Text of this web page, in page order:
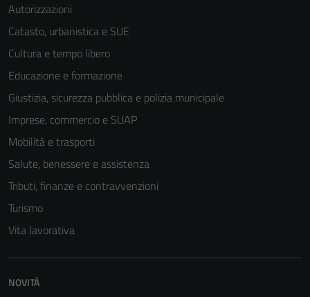
Autorizzazioni
Catasto, urbanistica e SUE
Cultura e tempo libero
Educazione e formazione
Giustizia, sicurezza pubblica e polizia municipale
Imprese, commercio e SUAP
Mobilità e trasporti
Salute, benessere e assistenza
Tributi, finanze e contravvenzioni
Turismo
Vita lavorativa
NOVITÀ